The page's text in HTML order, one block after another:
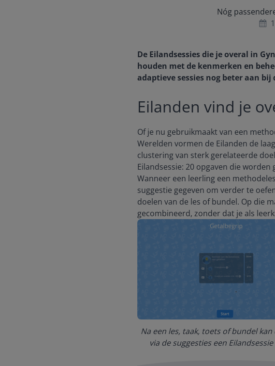
Nóg
De Eilandsessies die je overal in
houden met de kenmerken en
adaptieve sessies nog beter aan
Eilanden vind je
Of je nu gebruikmaakt van een
Werelden vormen de Eilanden de
clustering van sterk gerelateerde
Eilandsessie: 20 opgaven die
Wanneer een leerling een
suggestie gegeven om verder te
doelen van de les of bundel. Op die
gecombineerd, zonder dat je als
Na een les, taak, toets of bundel
via de suggesties een